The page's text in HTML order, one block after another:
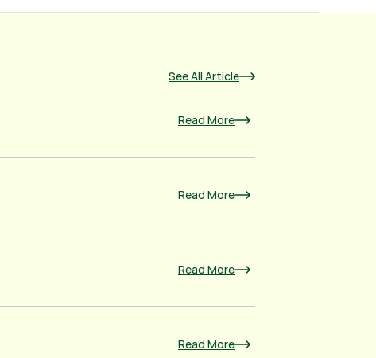
See All Article
Read More
Read More
Read More
Read More